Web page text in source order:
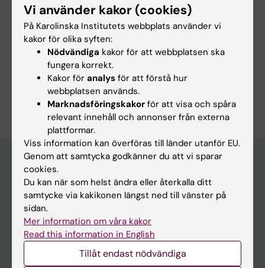
Annika Clemes 2020-09-09
Upptäck KI
Utbildning
Forskarutbildning
Forskning
Om KI
Vi använder kakor (cookies)
På Karolinska Institutets webbplats använder vi
kakor för olika syften:
Nödvändiga kakor för att webbplatsen ska
fungera korrekt.
Kakor för analys för att förstå hur
webbplatsen används.
Marknadsföringskakor för att visa och spåra
relevant innehåll och annonser från externa
plattformar.
Viss information kan överföras till länder utanför EU.
Genom att samtycka godkänner du att vi sparar
cookies.
Du kan när som helst ändra eller återkalla ditt
samtycke via kakikonen längst ned till vänster på
sidan.
Mer information om våra kakor
Read this information in English
Tillåt endast nödvändiga